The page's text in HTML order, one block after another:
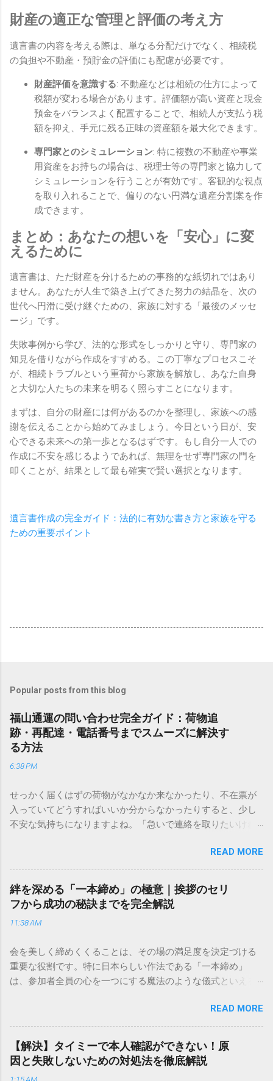
財産の適正な管理と評価の考え方
遺言書の内容を考える際は、単なる分配だけでなく、相続税
の負担や不動産・預貯金の評価にも配慮が必要です。
財産評価を意識する: 不動産などは相続の仕方によって
税額が変わる場合があります。評価額が高い資産と現金
預金をバランスよく配置することで、相続人が支払う税
額を抑え、手元に残る正味の資産額を最大化できます。
専門家とのシミュレーション: 特に複数の不動産や事業
用資産をお持ちの場合は、税理士等の専門家と協力して
シミュレーションを行うことが有効です。客観的な視点
を取り入れることで、偏りのない円満な遺産分割案を作
成できます。
まとめ：あなたの想いを「安心」に変
えるために
遺言書は、ただ財産を分けるための事務的な紙切れではあり
ません。あなたが人生で築き上げてきた努力の結晶を、次の
世代へ円滑に受け継ぐための、家族に対する「最後のメッセ
ージ」です。
失敗事例から学び、法的な形式をしっかりと守り、専門家の
知見を借りながら作成をすすめる。この丁寧なプロセスこそ
が、相続トラブルという重荷から家族を解放し、あなた自身
と大切な人たちの未来を明るく照らすことになります。
まずは、自分の財産には何があるのかを整理し、家族への感
謝を伝えることから始めてみましょう。今日という日が、安
心できる未来への第一歩となるはずです。もし自分一人での
作成に不安を感じるようであれば、無理をせず専門家の門を
叩くことが、結果として最も確実で賢い選択となります。
遺言書作成の完全ガイド：法的に有効な書き方と家族を守る
ための重要ポイント
Popular posts from this blog
福山通運の問い合わせ完全ガイド：荷物追
跡・再配達・電話番号までスムーズに解決す
る方法
6:38 PM
せっかく届くはずの荷物がなかなか来なかったり、不在票が
入っていてどうすればいいか分からなかったりすると、少し
不安な気持ちになりますよね。「急いで連絡を取りたいけれ
きできる？」といった疑問を抱える方も多いはずです。 福山
通運は企業間物流のイメージが強いかもしれませんが、個人
向けの宅配サービスも非常に充実しています。大切なのは、
目的に合わせた適切な連絡先を選ぶことです。この記事で
は、荷物の追跡確認から営業所への電話連絡、再配達の依頼
手順まで、初めての方でも迷わずに解決できる方法を詳しく
本全国に広範なネットワークを持つ大手運送会社です。特に
重量物や大型の荷物、そして企業間の輸送において圧倒的な
実績を誇ります。 個人で利用する場合、他の宅配業者と少し
いう特徴があります。地域に密着した各拠点が配送をコント
ロールしているため、現場の状況に合わせた柔軟な相談がし
やすいのがメリットです。まずは、今抱えている悩みがどの
サービスで解決できるかを確認していきましょう。 1. 荷物の
READ MORE
絆を深める「一本締め」の極意｜挨拶のセリ
フから成功の秘訣までを完全解説
11:38 AM
会を美しく締めくくることは、その場の満足度を決定づける
重要な役割です。特に日本らしい作法である「一本締め」
は、参加者全員の心を一つにする魔法のような儀式といえる
「手拍子のリズムに自信がない」と不安を感じる方も多いは
ずです。この記事では、ビジネスからカジュアルな集まりま
で、どのような場面でも堂々と立ち振る舞えるための「一本
締め」の作法を、基礎知識から具体的なセリフ例まで丁寧に
解説します。 一本締めとは？その本質と効果 一本締めは、単
READ MORE
【解決】タイミーで本人確認ができない！原
因と失敗しないための対処法を徹底解説